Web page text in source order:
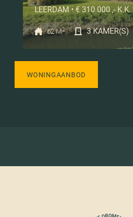
LEERDAM • € 310.000 ,- K.K.
62 M2 3 KAMER(S)
WONINGAANBOD